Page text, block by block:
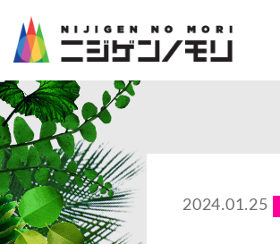
2024.01.25